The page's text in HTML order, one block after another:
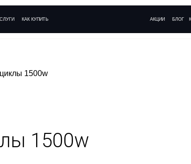
КУПИТЬ КОНТАКТЫ
1500w
1500w